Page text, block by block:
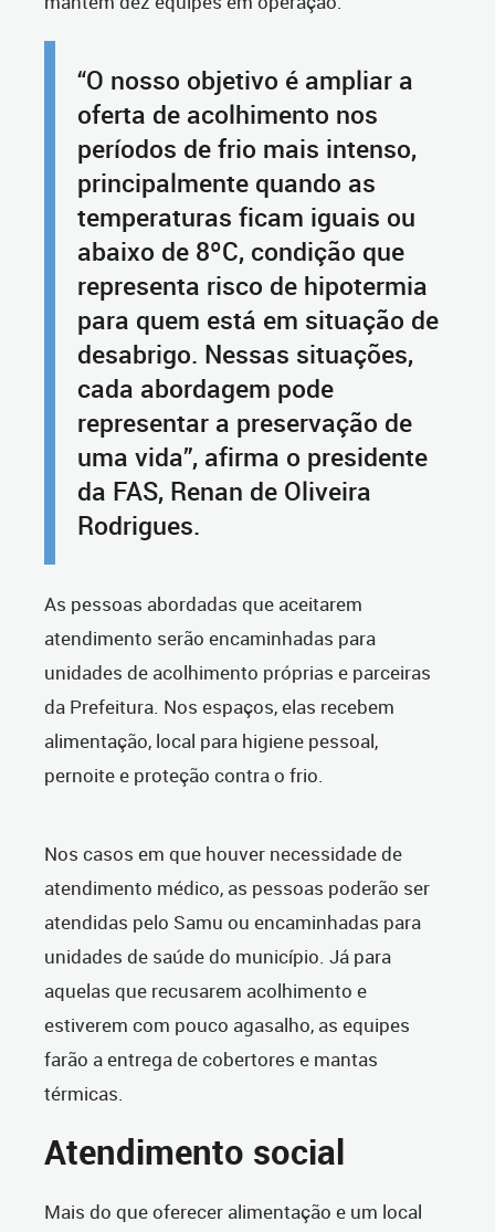
“O nosso objetivo é ampliar a
oferta de acolhimento nos
períodos de frio mais intenso,
principalmente quando as
temperaturas ficam iguais ou
abaixo de 8ºC, condição que
representa risco de hipotermia
para quem está em situação de
desabrigo. Nessas situações,
cada abordagem pode
representar a preservação de
uma vida”, afirma o presidente
da FAS, Renan de Oliveira
Rodrigues.
As pessoas abordadas que aceitarem
atendimento serão encaminhadas para
unidades de acolhimento próprias e parceiras
da Prefeitura. Nos espaços, elas recebem
alimentação, local para higiene pessoal,
pernoite e proteção contra o frio.
Nos casos em que houver necessidade de
atendimento médico, as pessoas poderão ser
atendidas pelo Samu ou encaminhadas para
unidades de saúde do município. Já para
aquelas que recusarem acolhimento e
estiverem com pouco agasalho, as equipes
farão a entrega de cobertores e mantas
térmicas.
Atendimento social
Mais do que oferecer alimentação e um local